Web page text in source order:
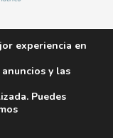
experiencia en
y las
Puedes